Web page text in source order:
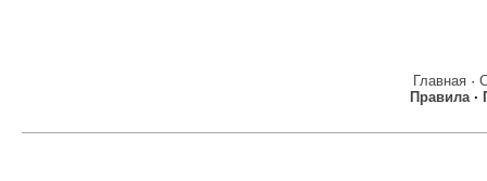
Главная·
Правила·